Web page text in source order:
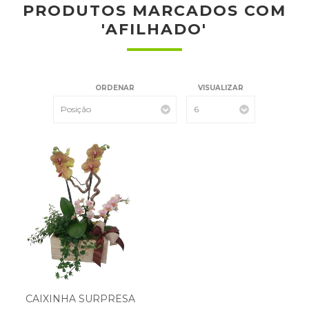
PRODUTOS MARCADOS COM
'AFILHADO'
ORDENAR VISUALIZAR
CAIXINHA SURPRESA